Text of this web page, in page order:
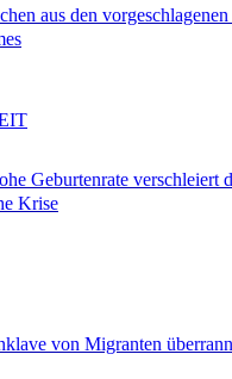
aus den
Geburtenrate verschleiert
Krise
von Migranten